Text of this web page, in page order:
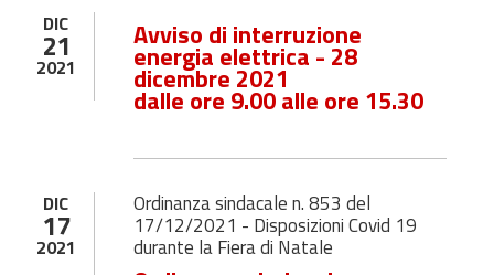
DIC
21
2021
Avviso di interruzione
energia elettrica - 28
dicembre 2021
dalle ore 9.00 alle ore 15.30
DIC
17
2021
Ordinanza sindacale n. 853 del
17/12/2021 - Disposizioni Covid 19
durante la Fiera di Natale